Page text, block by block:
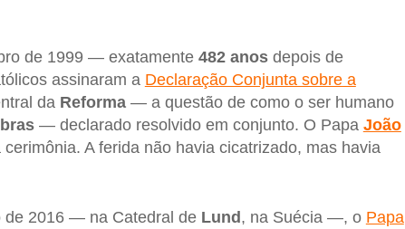
de 1999 — exatamente 482 anosdepois de
assinaram a Declaração Conjunta sobre a
da Reforma— a questão de como o ser humano
— declarado resolvido em conjunto. O Papa João
A ferida não havia cicatrizado, mas havia
de 2016 — na Catedral de Lund, na Suécia —, o Papa